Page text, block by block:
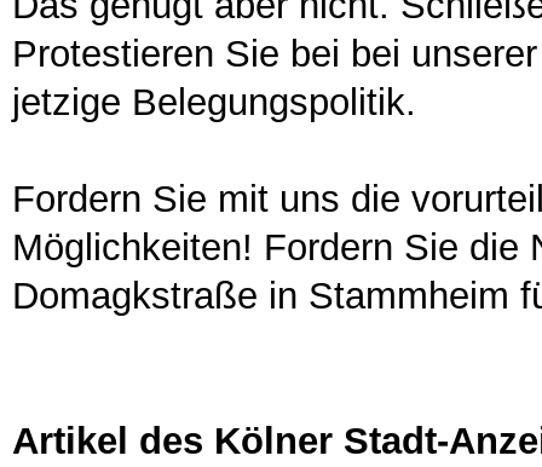
Protestieren Sie bei bei
jetzige Belegungspolitik.
Fordern Sie mit uns die
Möglichkeiten! Fordern Sie die
Domagkstraße in Stammheim
Artikel des Kölner Stadt-